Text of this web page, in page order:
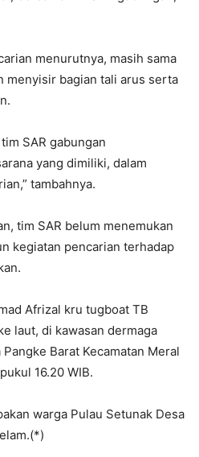
menurutnya, masih sama
menyisir bagian tali arus serta
SAR gabungan
yang dimiliki, dalam
tambahnya.
tim SAR belum menemukan
kegiatan pencarian terhadap
Afrizal kru tugboat TB
laut, di kawasan dermaga
Barat Kecamatan Meral
16.20 WIB.
warga Pulau Setunak Desa